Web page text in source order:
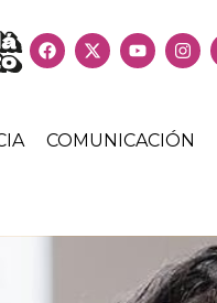
COMUNICACIÓN